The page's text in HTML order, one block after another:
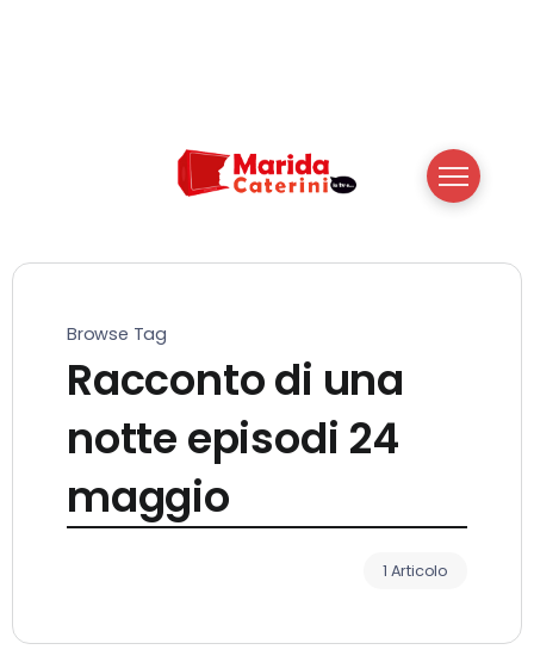
Browse Tag
Racconto di una
notte episodi 24
maggio
1 Articolo